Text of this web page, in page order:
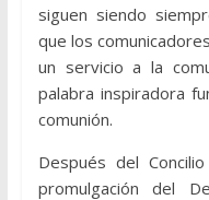
siguen siendo
que los
un servicio a la
palabra inspiradora
comunión.
Después del
promulgación del